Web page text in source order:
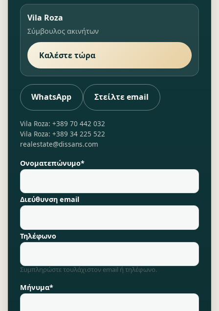
Vila Roza
Σύμβουλος ακινήτων
Καλέστε τώρα
WhatsApp Στείλτε email
Vila Roza: +389 70 442 032
Vila Roza: +389 34 225 522
realestate@dissans.com
Ονοματεπώνυμο*
Διεύθυνση email
Τηλέφωνο
Συμπληρώστε τουλάχιστον email ή τηλέφωνο.
Μήνυμα*